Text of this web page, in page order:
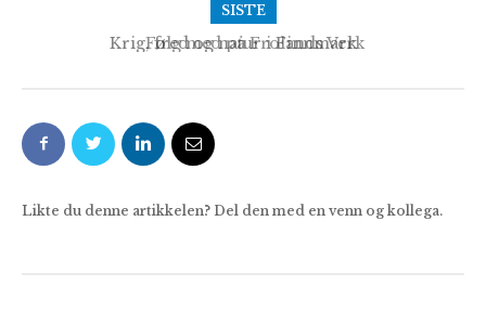
SISTE
Følg med på Frolands Verk
Likte du denne artikkelen? Del den med en venn og kollega.